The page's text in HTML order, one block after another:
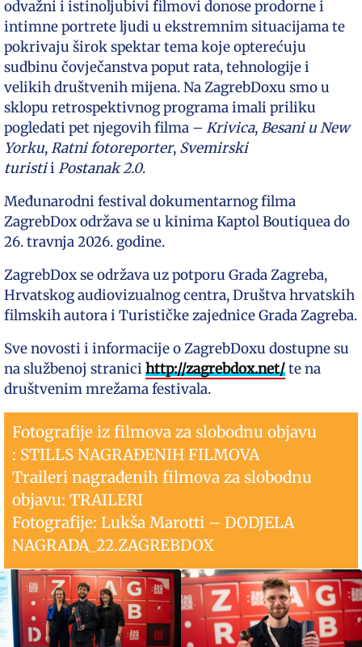
odvažni i istinoljubivi filmovi donose prodorne i
intimne portrete ljudi u ekstremnim situacijama te
pokrivaju širok spektar tema koje opterećuju
sudbinu čovječanstva poput rata, tehnologije i
velikih društvenih mijena. Na ZagrebDoxu smo u
sklopu retrospektivnog programa imali priliku
pogledati pet njegovih filma – Krivica,Besani u New
Yorku,Ratni fotoreporter, Svemirski
turistii Postanak 2.0.
Međunarodni festival dokumentarnog filma
ZagrebDox održava se u kinima Kaptol Boutiquea do
26. travnja 2026. godine.
ZagrebDox se održava uz potporu Grada Zagreba,
Hrvatskog audiovizualnog centra, Društva hrvatskih
filmskih autora i Turističke zajednice Grada Zagreba.
Sve novosti i informacije o ZagrebDoxu dostupne su
na službenoj stranici http://zagrebdox.net/te na
društvenim mrežama festivala.
Fotografije iz filmova za slobodnu objavu
: STILLS NAGRAĐENIH FILMOVA
Traileri nagrađenih filmova za slobodnu
objavu: TRAILERI
Fotografije: Lukša Marotti – DODJELA
NAGRADA_22.ZAGREBDOX